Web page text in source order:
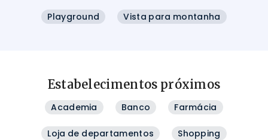
Playground Vista para montanha
Estabelecimentos próximos
Academia Banco Farmácia
Loja de departamentos Shopping